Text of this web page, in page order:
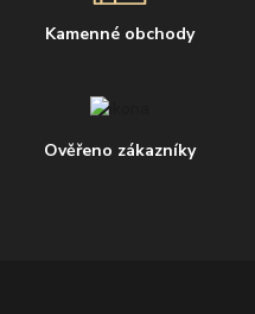
Kamenné obchody
Ověřeno zákazníky